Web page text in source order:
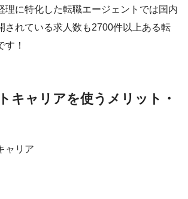
理に特化した転職エージェントでは国内
されている求人数も2700件以上ある転
す！
キャリアを使うメリット・